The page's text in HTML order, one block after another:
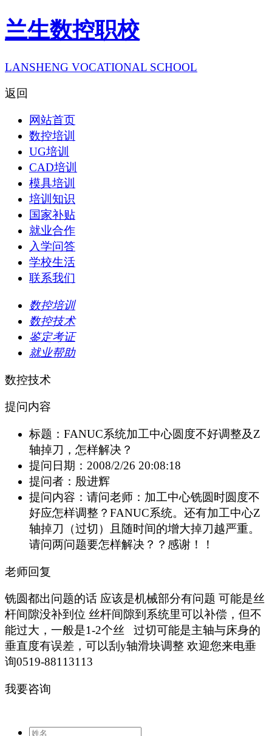
兰生数控职校
LANSHENG VOCATIONAL SCHOOL
返回
网站首页
数控培训
UG培训
CAD培训
模具培训
培训知识
国家补贴
就业合作
入学问答
学校生活
联系我们
数控培训
数控技术
鉴定考证
就业帮助
数控技术
提问内容
标题： FANUC系统加工中心圆度不好调整及Z
轴掉刀，怎样解决？
提问日期： 2008/2/26 20:08:18
提问者： 殷进辉
提问内容： 请问老师：加工中心铣圆时圆度不
好应怎样调整？FANUC系统。还有加工中心Z
轴掉刀（过切）且随时间的增大掉刀越严重。
请问两问题要怎样解决？？感谢！！
老师回复
铣圆都出问题的话 应该是机械部分有问题 可能是丝
杆间隙没补到位 丝杆间隙到系统里可以补偿，但不
能过大，一般是1-2个丝 过切可能是主轴与床身的
垂直度有误差，可以刮y轴滑块调整 欢迎您来电垂
询0519-88113113
我要咨询